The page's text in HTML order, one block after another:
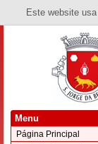
Este website
Menu
Página Principal